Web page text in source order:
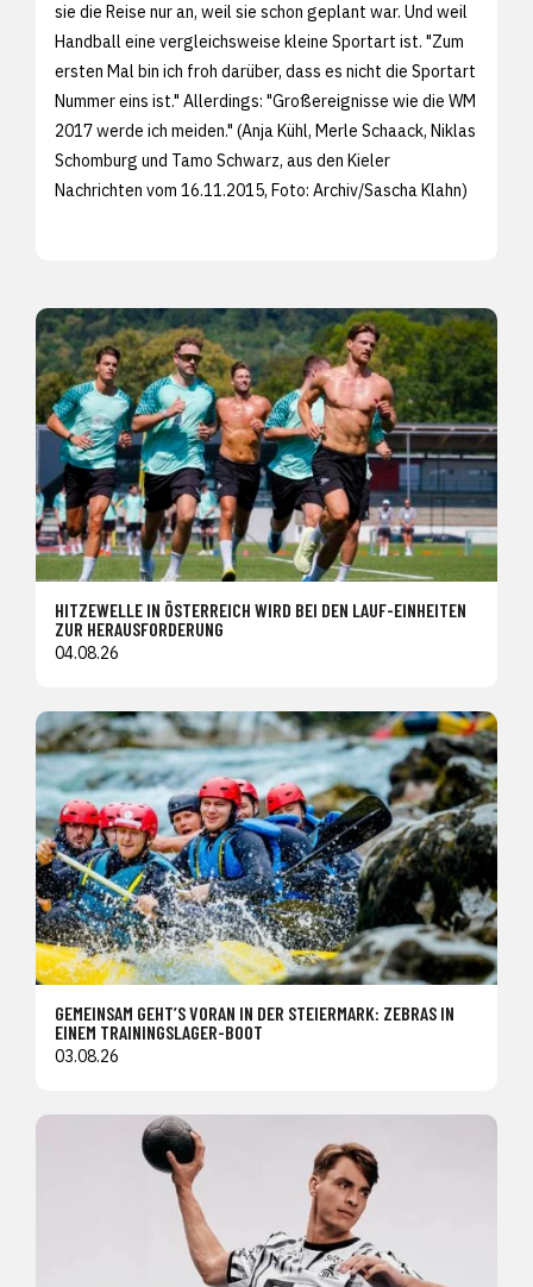
sie die Reise nur an, weil sie schon geplant war. Und weil
Handball eine vergleichsweise kleine Sportart ist. "Zum
ersten Mal bin ich froh darüber, dass es nicht die Sportart
Nummer eins ist." Allerdings: "Großereignisse wie die WM
2017 werde ich meiden." (Anja Kühl, Merle Schaack, Niklas
Schomburg und Tamo Schwarz, aus den Kieler
Nachrichten vom 16.11.2015, Foto: Archiv/Sascha Klahn)
HITZEWELLE IN ÖSTERREICH WIRD BEI DEN LAUF-EINHEITEN
ZUR HERAUSFORDERUNG
04.08.26
GEMEINSAM GEHT’S VORAN IN DER STEIERMARK: ZEBRAS IN
EINEM TRAININGSLAGER-BOOT
03.08.26